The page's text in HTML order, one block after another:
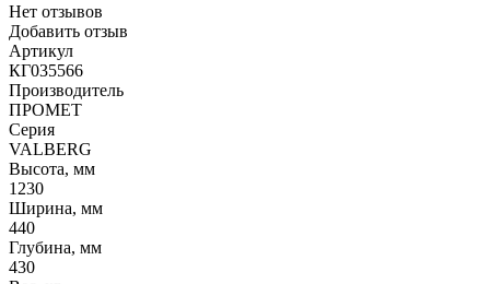
Нет отзывов
Добавить отзыв
Артикул
КГ035566
Производитель
ПРОМЕТ
Серия
VALBERG
Высота, мм
1230
Ширина, мм
440
Глубина, мм
430